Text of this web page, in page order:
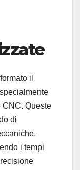
il
CNC. Queste
di
i tempi